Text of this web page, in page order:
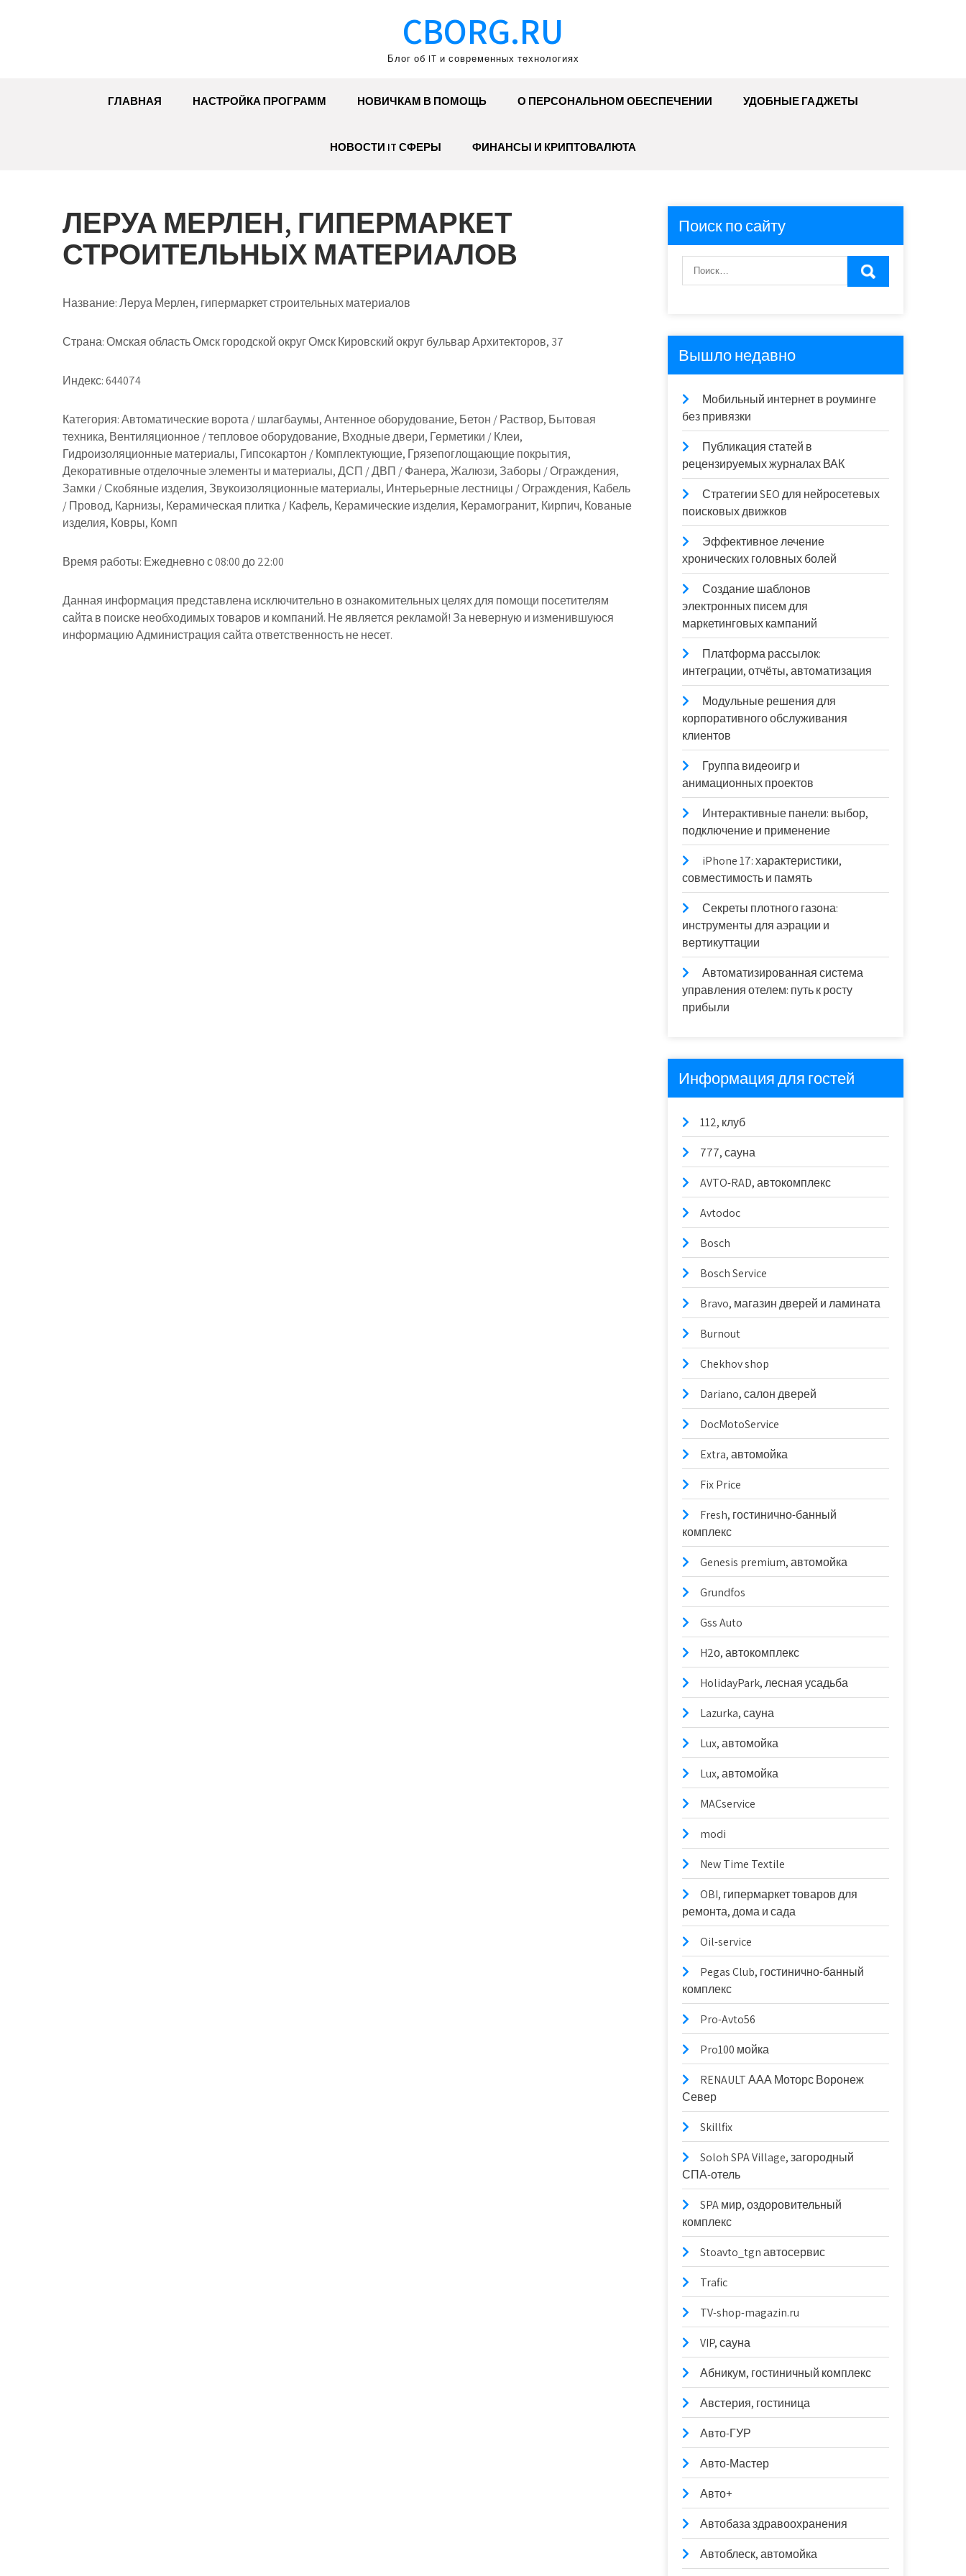
CBORG.RU
Блог об IT и современных технологиях
ГЛАВНАЯ НАСТРОЙКА ПРОГРАММ НОВИЧКАМ В ПОМОЩЬ О ПЕРСОНАЛЬНОМ ОБЕСПЕЧЕНИИ УДОБНЫЕ ГАДЖЕТЫ
НОВОСТИ IT СФЕРЫ ФИНАНСЫ И КРИПТОВАЛЮТА
ЛЕРУА МЕРЛЕН, ГИПЕРМАРКЕТ
СТРОИТЕЛЬНЫХ МАТЕРИАЛОВ
Название:Леруа Мерлен, гипермаркет строительных материалов
Страна:Омская область Омск городской округ Омск Кировский округ бульвар Архитекторов, 37
Индекс:644074
Категория:Автоматические ворота / шлагбаумы, Антенное оборудование, Бетон / Раствор, Бытовая
техника, Вентиляционное / тепловое оборудование, Входные двери, Герметики / Клеи,
Гидроизоляционные материалы, Гипсокартон / Комплектующие, Грязепоглощающие покрытия,
Декоративные отделочные элементы и материалы, ДСП / ДВП / Фанера, Жалюзи, Заборы / Ограждения,
Замки / Скобяные изделия, Звукоизоляционные материалы, Интерьерные лестницы / Ограждения, Кабель
/ Провод, Карнизы, Керамическая плитка / Кафель, Керамические изделия, Керамогранит, Кирпич, Кованые
изделия, Ковры, Комп
Время работы: Ежедневно с 08:00 до 22:00
Данная информация представлена исключительно в ознакомительных целях для помощи посетителям
сайта в поиске необходимых товаров и компаний. Не является рекламой! За неверную и изменившуюся
информацию Администрация сайта ответственность не несет.
Поиск по сайту
Вышло недавно
Мобильный интернет в роуминге
без привязки
Публикация статей в
рецензируемых журналах ВАК
Стратегии SEO для нейросетевых
поисковых движков
Эффективное лечение
хронических головных болей
Создание шаблонов
электронных писем для
маркетинговых кампаний
Платформа рассылок:
интеграции, отчёты, автоматизация
Модульные решения для
корпоративного обслуживания
клиентов
Группа видеоигр и
анимационных проектов
Интерактивные панели: выбор,
подключение и применение
iPhone 17: характеристики,
совместимость и память
Секреты плотного газона:
инструменты для аэрации и
вертикуттации
Автоматизированная система
управления отелем: путь к росту
прибыли
Информация для гостей
112, клуб
777, сауна
AVTO-RAD, автокомплекс
Avtodoc
Bosch
Bosch Service
Bravo, магазин дверей и ламината
Burnout
Chekhov shop
Dariano, салон дверей
DocMotoService
Extra, автомойка
Fix Price
Fresh, гостинично-банный
комплекс
Genesis premium, автомойка
Grundfos
Gss Auto
H2о, автокомплекс
HolidayPark, лесная усадьба
Lazurka, сауна
Lux, автомойка
Lux, автомойка
MACservice
modi
New Time Textile
OBI, гипермаркет товаров для
ремонта, дома и сада
Oil-service
Pegas Club, гостинично-банный
комплекс
Pro-Avto56
Pro100 мойка
RENAULT ААА Моторс Воронеж
Север
Skillfix
Soloh SPA Village, загородный
СПА-отель
SPA мир, оздоровительный
комплекс
Stoavto_tgn автосервис
Trafic
TV-shop-magazin.ru
VIP, сауна
Абникум, гостиничный комплекс
Австерия, гостиница
Авто-ГУР
Авто-Мастер
Авто+
Автобаза здравоохранения
Автоблеск, автомойка